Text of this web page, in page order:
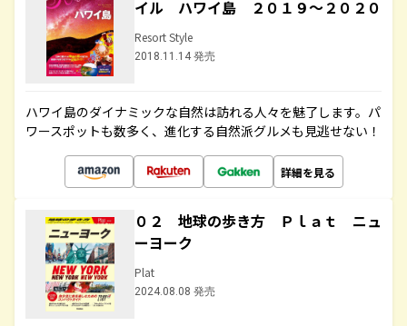
イル ハワイ島 ２０１９～２０２０
Resort Style
2018.11.14 発売
ハワイ島のダイナミックな自然は訪れる人々を魅了します。パ
ワースポットも数多く、進化する自然派グルメも見逃せない！
詳細を見る
０２ 地球の歩き方 Ｐｌａｔ ニュ
ーヨーク
Plat
2024.08.08 発売